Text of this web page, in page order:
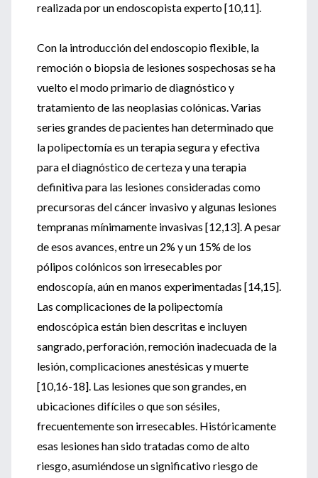
realizada por un endoscopista experto [10,11].
Con la introducción del endoscopio flexible, la
remoción o biopsia de lesiones sospechosas se ha
vuelto el modo primario de diagnóstico y
tratamiento de las neoplasias colónicas. Varias
series grandes de pacientes han determinado que
la polipectomía es un terapia segura y efectiva
para el diagnóstico de certeza y una terapia
definitiva para las lesiones consideradas como
precursoras del cáncer invasivo y algunas lesiones
tempranas mínimamente invasivas [12,13]. A pesar
de esos avances, entre un 2% y un 15% de los
pólipos colónicos son irresecables por
endoscopía, aún en manos experimentadas [14,15].
Las complicaciones de la polipectomía
endoscópica están bien descritas e incluyen
sangrado, perforación, remoción inadecuada de la
lesión, complicaciones anestésicas y muerte
[10,16-18]. Las lesiones que son grandes, en
ubicaciones difíciles o que son sésiles,
frecuentemente son irresecables. Históricamente
esas lesiones han sido tratadas como de alto
riesgo, asumiéndose un significativo riesgo de